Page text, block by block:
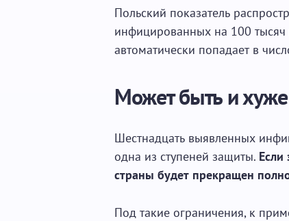
Польский показатель
инфицированных на 100 тысяч
автоматически попадает в
Может быть и хуже
Шестнадцать выявленных
одна из ступеней защиты. Если
страны будет прекращен
Под такие ограничения, к